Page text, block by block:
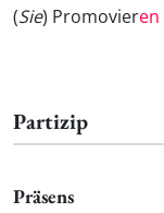
(Sie) Promovieren
Partizip
Präsens